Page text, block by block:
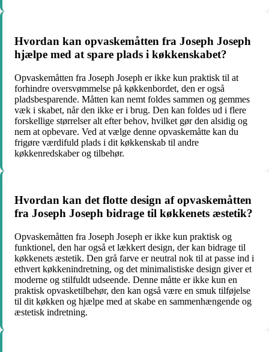
Hvordan kan opvaskemåtten fra Joseph Joseph
hjælpe med at spare plads i køkkenskabet?
Opvaskemåtten fra Joseph Joseph er ikke kun praktisk til at
forhindre oversvømmelse på køkkenbordet, den er også
pladsbesparende. Måtten kan nemt foldes sammen og gemmes
væk i skabet, når den ikke er i brug. Den kan foldes ud i flere
forskellige størrelser alt efter behov, hvilket gør den alsidig og
nem at opbevare. Ved at vælge denne opvaskemåtte kan du
frigøre værdifuld plads i dit køkkenskab til andre
køkkenredskaber og tilbehør.
Hvordan kan det flotte design af opvaskemåtten
fra Joseph Joseph bidrage til køkkenets æstetik?
Opvaskemåtten fra Joseph Joseph er ikke kun praktisk og
funktionel, den har også et lækkert design, der kan bidrage til
køkkenets æstetik. Den grå farve er neutral nok til at passe ind i
ethvert køkkenindretning, og det minimalistiske design giver et
moderne og stilfuldt udseende. Denne måtte er ikke kun en
praktisk opvasketilbehør, den kan også være en smuk tilføjelse
til dit køkken og hjælpe med at skabe en sammenhængende og
æstetisk indretning.